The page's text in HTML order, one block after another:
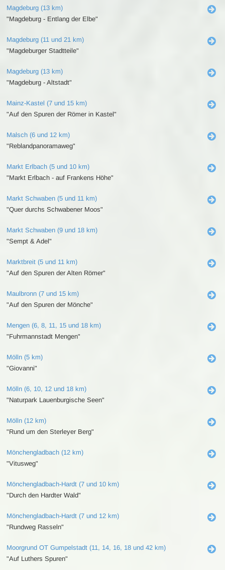
Magdeburg (13 km)
"Magdeburg - Entlang der Elbe"
Magdeburg (11 und 21 km)
"Magdeburger Stadtteile"
Magdeburg (13 km)
"Magdeburg - Altstadt"
Mainz-Kastel (7 und 15 km)
"Auf den Spuren der Römer in Kastel"
Malsch (6 und 12 km)
"Reblandpanoramaweg"
Markt Erlbach (5 und 10 km)
"Markt Erlbach - auf Frankens Höhe"
Markt Schwaben (5 und 11 km)
"Quer durchs Schwabener Moos"
Markt Schwaben (9 und 18 km)
"Sempt & Adel"
Marktbreit (5 und 11 km)
"Auf den Spuren der Alten Römer"
Maulbronn (7 und 15 km)
"Auf den Spuren der Mönche"
Mengen (6, 8, 11, 15 und 18 km)
"Fuhrmannstadt Mengen"
Mölln (5 km)
"Giovanni"
Mölln (6, 10, 12 und 18 km)
"Naturpark Lauenburgische Seen"
Mölln (12 km)
"Rund um den Sterleyer Berg"
Mönchengladbach (12 km)
"Vitusweg"
Mönchengladbach-Hardt (7 und 10 km)
"Durch den Hardter Wald"
Mönchengladbach-Hardt (7 und 12 km)
"Rundweg Rasseln"
Moorgrund OT Gumpelstadt (11, 14, 16, 18 und 42 km)
"Auf Luthers Spuren"